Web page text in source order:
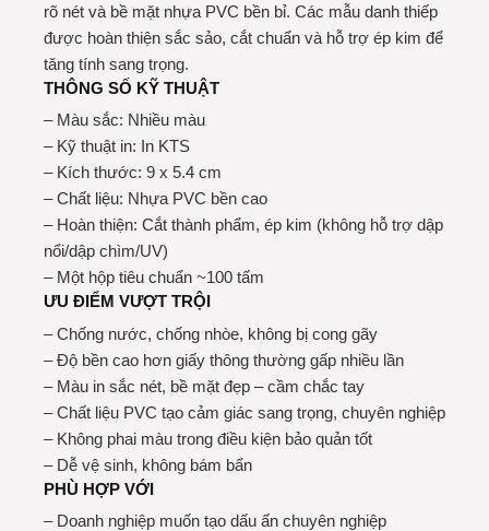
rõ nét và bề mặt nhựa PVC bền bỉ. Các mẫu danh thiếp
được hoàn thiện sắc sảo, cắt chuẩn và hỗ trợ ép kim để
tăng tính sang trọng.
THÔNG SỐ KỸ THUẬT
– Màu sắc: Nhiều màu
– Kỹ thuật in: In KTS
– Kích thước: 9 x 5.4 cm
– Chất liệu: Nhựa PVC bền cao
– Hoàn thiện: Cắt thành phẩm, ép kim (không hỗ trợ dập
nổi/dập chìm/UV)
– Một hộp tiêu chuẩn ~100 tấm
ƯU ĐIỂM VƯỢT TRỘI
– Chống nước, chống nhòe, không bị cong gãy
– Độ bền cao hơn giấy thông thường gấp nhiều lần
– Màu in sắc nét, bề mặt đẹp – cầm chắc tay
– Chất liệu PVC tạo cảm giác sang trọng, chuyên nghiệp
– Không phai màu trong điều kiện bảo quản tốt
– Dễ vệ sinh, không bám bẩn
PHÙ HỢP VỚI
– Doanh nghiệp muốn tạo dấu ấn chuyên nghiệp